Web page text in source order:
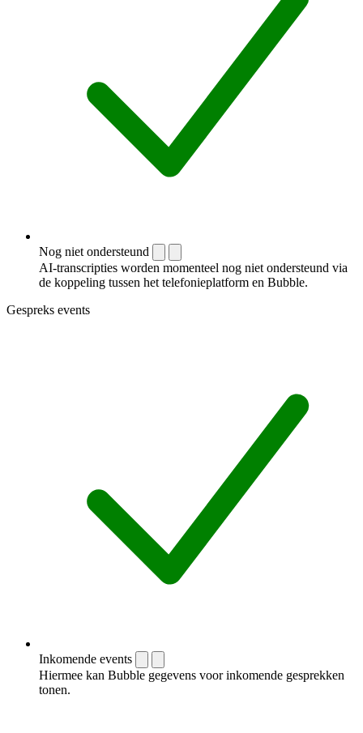
Nog niet ondersteund
AI-transcripties worden momenteel nog niet ondersteund via
de koppeling tussen het telefonieplatform en Bubble.
Gespreks events
Inkomende events
Hiermee kan Bubble gegevens voor inkomende gesprekken
tonen.